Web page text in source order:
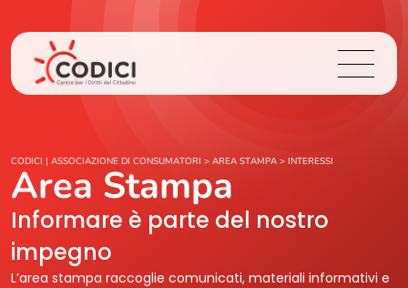
Chi Siamo
Cosa Facciamo
Area Stampa
CODICI | ASSOCIAZIONE DI CONSUMATORI > AREA STAMPA > INTERESSI
Area Stampa
Informare è parte del nostro
impegno
L’area stampa raccoglie comunicati, materiali informativi e